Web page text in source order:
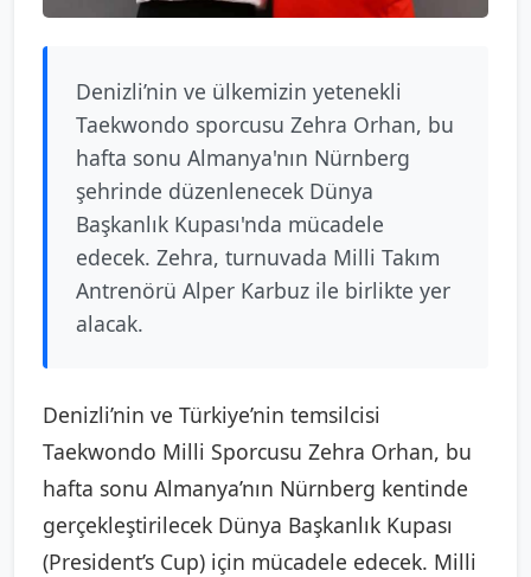
Denizli’nin ve ülkemizin yetenekli
Taekwondo sporcusu Zehra Orhan, bu
hafta sonu Almanya'nın Nürnberg
şehrinde düzenlenecek Dünya
Başkanlık Kupası'nda mücadele
edecek. Zehra, turnuvada Milli Takım
Antrenörü Alper Karbuz ile birlikte yer
alacak.
Denizli’nin ve Türkiye’nin temsilcisi
Taekwondo Milli Sporcusu Zehra Orhan, bu
hafta sonu Almanya’nın Nürnberg kentinde
gerçekleştirilecek Dünya Başkanlık Kupası
(President’s Cup) için mücadele edecek. Milli